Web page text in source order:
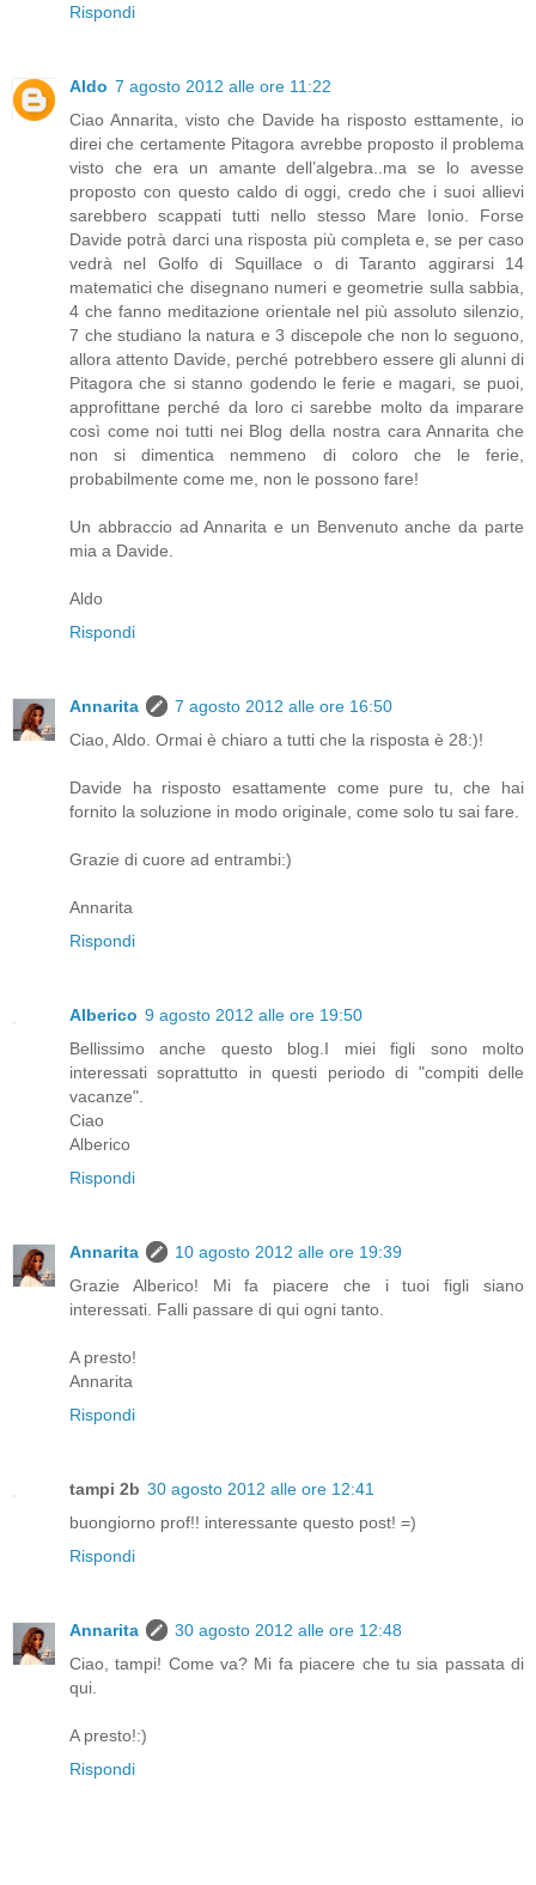
Rispondi
Aldo 7 agosto 2012 alle ore 11:22
Ciao Annarita, visto che Davide ha risposto esttamente, io
direi che certamente Pitagora avrebbe proposto il problema
visto che era un amante dell’algebra..ma se lo avesse
proposto con questo caldo di oggi, credo che i suoi allievi
sarebbero scappati tutti nello stesso Mare Ionio. Forse
Davide potrà darci una risposta più completa e, se per caso
vedrà nel Golfo di Squillace o di Taranto aggirarsi 14
matematici che disegnano numeri e geometrie sulla sabbia,
4 che fanno meditazione orientale nel più assoluto silenzio,
7 che studiano la natura e 3 discepole che non lo seguono,
allora attento Davide, perché potrebbero essere gli alunni di
Pitagora che si stanno godendo le ferie e magari, se puoi,
approfittane perché da loro ci sarebbe molto da imparare
così come noi tutti nei Blog della nostra cara Annarita che
non si dimentica nemmeno di coloro che le ferie,
probabilmente come me, non le possono fare!
Un abbraccio ad Annarita e un Benvenuto anche da parte
mia a Davide.
Aldo
Rispondi
Annarita
7 agosto 2012 alle ore 16:50
Ciao, Aldo. Ormai è chiaro a tutti che la risposta è 28:)!
Davide ha risposto esattamente come pure tu, che hai
fornito la soluzione in modo originale, come solo tu sai fare.
Grazie di cuore ad entrambi:)
Annarita
Rispondi
Alberico 9 agosto 2012 alle ore 19:50
Bellissimo anche questo blog.I miei figli sono molto
interessati soprattutto in questi periodo di "compiti delle
vacanze".
Ciao
Alberico
Rispondi
Annarita
10 agosto 2012 alle ore 19:39
Grazie Alberico! Mi fa piacere che i tuoi figli siano
interessati. Falli passare di qui ogni tanto.
A presto!
Annarita
Rispondi
tampi 2b 30 agosto 2012 alle ore 12:41
buongiorno prof!! interessante questo post! =)
Rispondi
Annarita
30 agosto 2012 alle ore 12:48
Ciao, tampi! Come va? Mi fa piacere che tu sia passata di
qui.
A presto!:)
Rispondi